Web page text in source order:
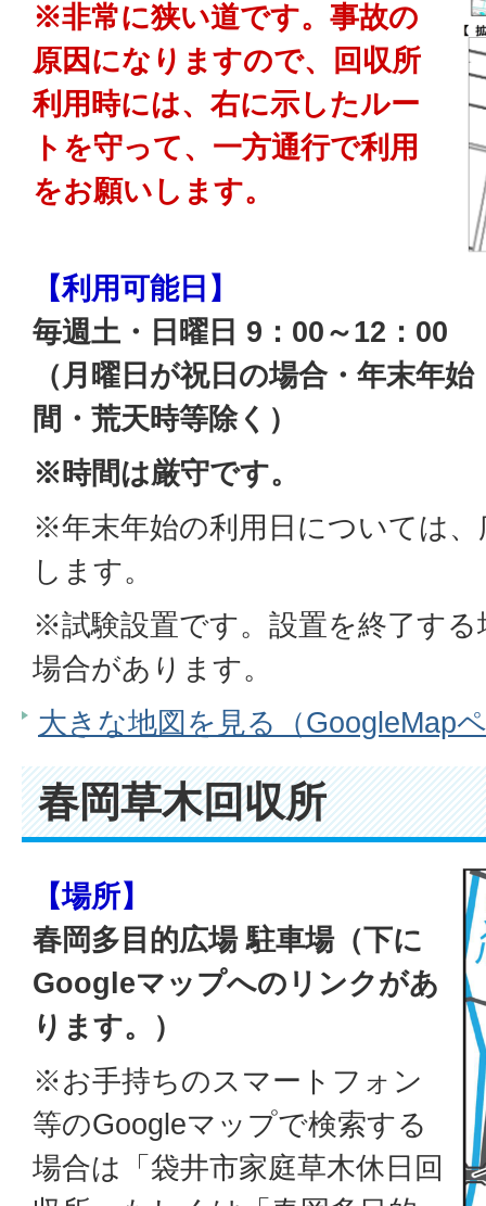
※非常に狭い道です。事故の
原因になりますので、回収所
利用時には、右に示したルー
トを守って、一方通行で利用
をお願いします。
【利用可能日】
毎週土・日曜日 9：00～12：00
（月曜日が祝日の場合・年末年
間・荒天時等除く）
※時間は厳守です。
※年末年始の利用日については
します。
※試験設置です。設置を終了す
場合があります。
大きな地図を見る（GoogleMap
春岡草木回収所
【場所】
春岡多目的広場 駐車場（下に
Googleマップへのリンクがあ
ります。）
※お手持ちのスマートフォン
等のGoogleマップで検索する
場合は「袋井市家庭草木休日回